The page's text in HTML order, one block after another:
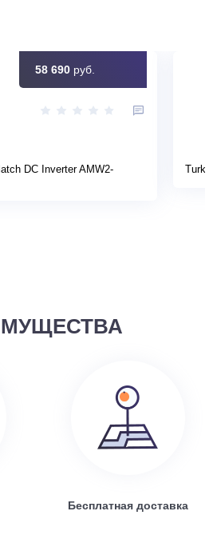
58 690 руб.
DC Inverter AMW2-
Бесплатная доставка